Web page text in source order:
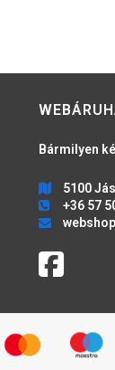
Bármilyen
5100
+36 57